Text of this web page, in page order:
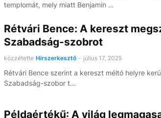
templomát, mely miatt Benjamin …
Rétvári Bence: A kereszt
Szabadság-szobrot
közzétette Hírszerkesztő - július 17, 2025
Rétvári Bence szerint a kereszt méltó helyre
Szabadság-szobor t…
Példaértékű: A világ